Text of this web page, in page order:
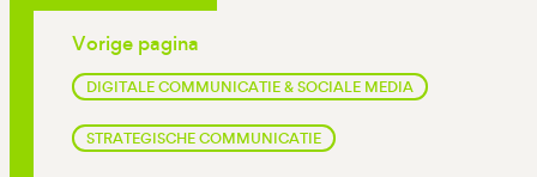
Vorige pagina
DIGITALE COMMUNICATIE & SOCIALE MEDIA
STRATEGISCHE COMMUNICATIE